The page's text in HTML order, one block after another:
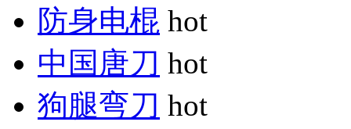
防身电棍 hot
中国唐刀 hot
狗腿弯刀 hot